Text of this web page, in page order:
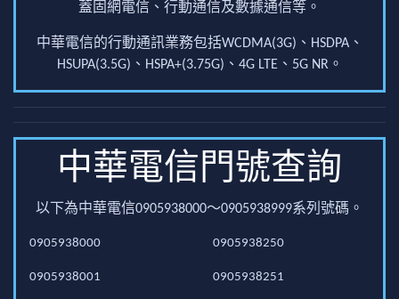
蓋固網電信、行動通信及數據通信等。
中華電信的行動通訊業務包括WCDMA(3G)、HSDPA、
HSUPA(3.5G)、HSPA+(3.75G)、4G LTE、5G NR。
中華電信門號查詢
以下為中華電信0905938000～0905938999系列號碼。
0905938000
0905938001
0905938250
0905938251